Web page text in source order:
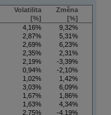
Volatilita
[%]
Změna
[%]
4,16%
9,32%
2,87%
5,31%
2,69%
6,23%
2,35%
2,31%
2,19%
-3,39%
0,94%
-2,10%
1,02%
1,42%
3,03%
6,09%
1,67%
1,86%
1,63%
4,34%
2,75%
-4,19%